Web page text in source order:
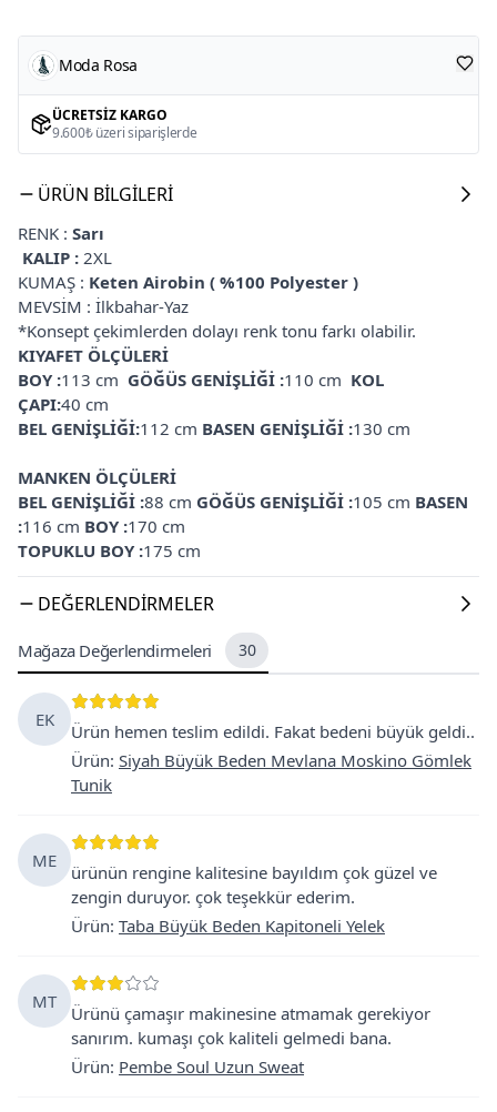
Moda Rosa
ÜCRETSIZ KARGO
9.600₺ üzeri siparişlerde
ÜRÜN BILGILERI
RENK : Sarı
KALIP : 2XL
KUMAŞ : Keten Airobin ( %100 Polyester )
MEVSİM : İlkbahar-Yaz
*Konsept çekimlerden dolayı renk tonu farkı olabilir.
KIYAFET ÖLÇÜLERİ
BOY :113 cm GÖĞÜS GENİŞLİĞİ :110 cm KOL
ÇAPI:40 cm
BEL GENİŞLİĞİ:112 cm BASEN GENİŞLİĞİ :130 cm
MANKEN ÖLÇÜLERİ
BEL GENİŞLİĞİ :88 cm GÖĞÜS GENİŞLİĞİ :105 cm BASEN
:116 cm BOY :170 cm
TOPUKLU BOY :175 cm
DEĞERLENDIRMELER
Mağaza Değerlendirmeleri 30
EK
Ürün hemen teslim edildi. Fakat bedeni büyük geldi..
Ürün: Siyah Büyük Beden Mevlana Moskino Gömlek
Tunik
ME
ürünün rengine kalitesine bayıldım çok güzel ve
zengin duruyor. çok teşekkür ederim.
Ürün: Taba Büyük Beden Kapitoneli Yelek
MT
Ürünü çamaşır makinesine atmamak gerekiyor
sanırım. kumaşı çok kaliteli gelmedi bana.
Ürün: Pembe Soul Uzun Sweat